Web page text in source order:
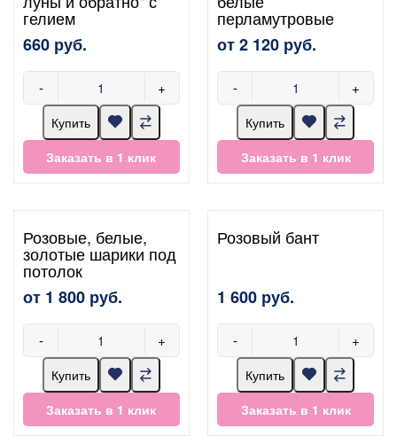
гелием
660 руб.
- +
Купить
Заказать в 1 клик
перламутровые
от 2 120 руб.
- +
Купить
Заказать в 1 клик
Розовые, белые,
золотые шарики под
потолок
от 1 800 руб.
- +
Купить
Заказать в 1 клик
Розовый бант
1 600 руб.
- +
Купить
Заказать в 1 клик